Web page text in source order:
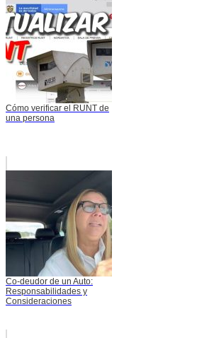
Cómo verificar el RUNT de
una persona
Co-deudor de un Auto:
Responsabilidades y
Consideraciones